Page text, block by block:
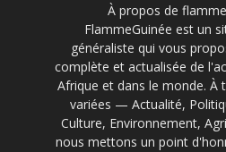
À propos de
FlammeGuinée est un
généraliste qui vous
complète et actualisée de
Afrique et dans le monde. À
variées — Actualité,
Culture, Environnement,
nous mettons un point